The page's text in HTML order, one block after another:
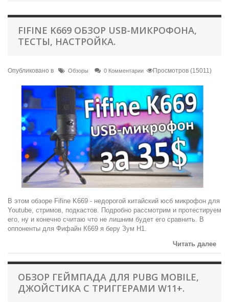
FIFINE K669 ОБЗОР USB-МИКРОФОНА,
ТЕСТЫ, НАСТРОЙКА.
Опубликовано в Обзоры 0 Комментарии Просмотров (15011)
В этом обзоре Fifine K669 - недорогой китайский юсб микрофон для
Youtube, стримов, подкастов. Подробно рассмотрим и протестируем
его, ну и конечно считаю что не лишним будет его сравнить. В
оппоненты для Фифайн К669 я беру Зум Н1.
Читать далее
ОБЗОР ГЕЙМПАДА ДЛЯ PUBG MOBILE,
ДЖОЙСТИКА С ТРИГГЕРАМИ W11+.